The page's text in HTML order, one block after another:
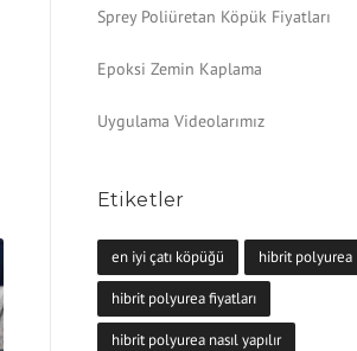
Sprey Poliüretan Köpük Fiyatları
Epoksi Zemin Kaplama
Uygulama Videolarımız
Etiketler
en iyi çatı köpüğü hibrit polyurea
hibrit polyurea fiyatları
hibrit polyurea nasıl yapılır